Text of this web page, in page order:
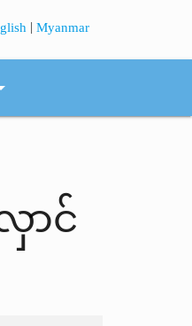
|Myanmar
ာင်